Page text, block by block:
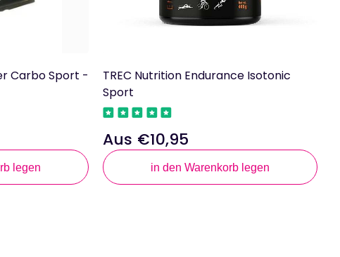
Carbo Sport -
legen
TREC Nutrition Endurance Isotonic
Sport
Regulärer
Preis
Aus €10,95
in den Warenkorb legen